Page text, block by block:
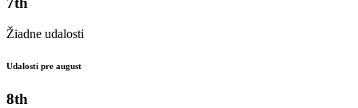
Žiadne udalosti
Udalosti pre august
8th